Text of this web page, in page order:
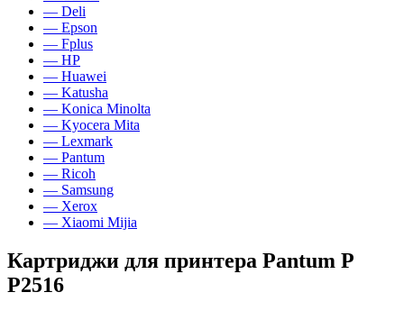
— Deli
— Epson
— Fplus
— HP
— Huawei
— Katusha
— Konica Minolta
— Kyocera Mita
— Lexmark
— Pantum
— Ricoh
— Samsung
— Xerox
— Xiaomi Mijia
Картриджи для принтера Pantum P
P2516